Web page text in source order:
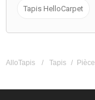
Tapis HelloCarpet
AlloTapis / Tapis / Pièce